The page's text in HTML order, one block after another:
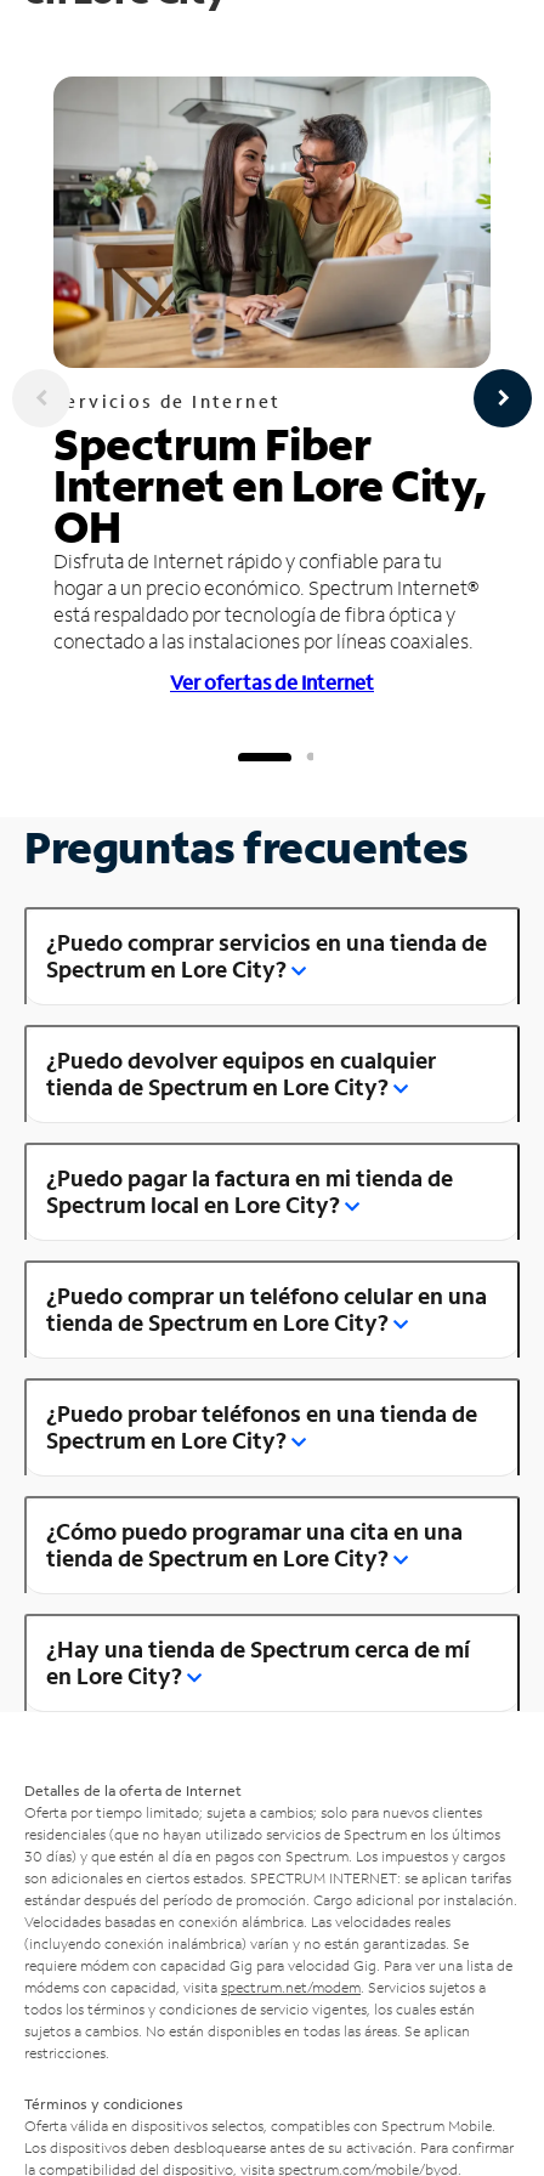
Servicios de Internet
Spectrum Fiber
Internet en Lore City,
OH
Disfruta de Internet rápido y confiable para tu
hogar a un precio económico. Spectrum Internet®
está respaldado por tecnología de fibra óptica y
conectado a las instalaciones por líneas coaxiales.
Ver ofertas de Internet
Preguntas frecuentes
¿Puedo comprar servicios en una tienda de
Spectrum en Lore City?
¿Puedo devolver equipos en cualquier
tienda de Spectrum en Lore City?
¿Puedo pagar la factura en mi tienda de
Spectrum local en Lore City?
¿Puedo comprar un teléfono celular en una
tienda de Spectrum en Lore City?
¿Puedo probar teléfonos en una tienda de
Spectrum en Lore City?
¿Cómo puedo programar una cita en una
tienda de Spectrum en Lore City?
¿Hay una tienda de Spectrum cerca de mí
en Lore City?
Detalles de la oferta de Internet
Oferta por tiempo limitado; sujeta a cambios; solo para nuevos clientes
residenciales (que no hayan utilizado servicios de Spectrum en los últimos
30 días) y que estén al día en pagos con Spectrum. Los impuestos y cargos
son adicionales en ciertos estados. SPECTRUM INTERNET: se aplican tarifas
estándar después del período de promoción. Cargo adicional por instalación.
Velocidades basadas en conexión alámbrica. Las velocidades reales
(incluyendo conexión inalámbrica) varían y no están garantizadas. Se
requiere módem con capacidad Gig para velocidad Gig. Para ver una lista de
módems con capacidad, visita spectrum.net/modem . Servicios sujetos a
todos los términos y condiciones de servicio vigentes, los cuales están
sujetos a cambios. No están disponibles en todas las áreas. Se aplican
restricciones.
Términos y condiciones
Oferta válida en dispositivos selectos, compatibles con Spectrum Mobile.
Los dispositivos deben desbloquearse antes de su activación. Para confirmar
la compatibilidad del dispositivo, visita spectrum.com/mobile/byod